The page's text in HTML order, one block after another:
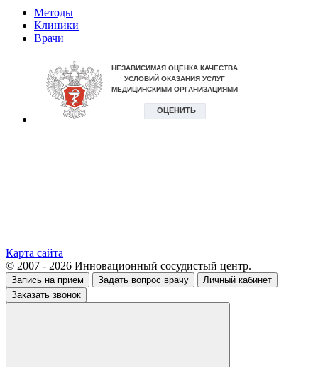
Методы
Клиники
Врачи
Карта сайта
© 2007 - 2026 Инновационный сосудистый центр.
Запись на прием Задать вопрос врачу
Личный кабинет
Заказать звонок